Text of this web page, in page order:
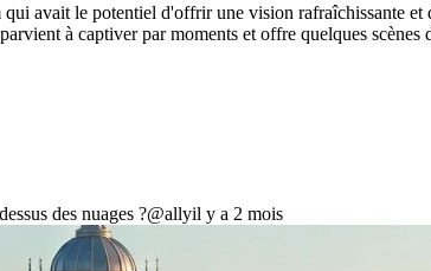
avait le potentiel d'offrir une vision rafraîchissante et
à captiver par moments et offre quelques
des nuages ?@allyil y a 2 mois